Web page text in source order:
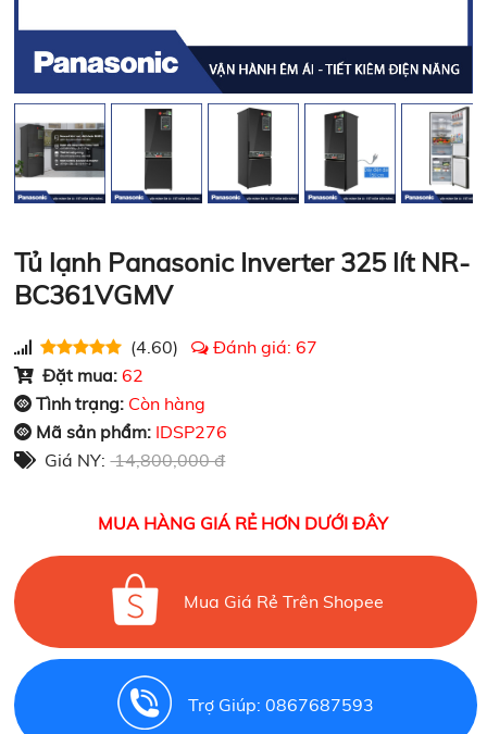
Tủ lạnh Panasonic Inverter 325 lít NR-
BC361VGMV
(4.60) Đánh giá:67
Đặt mua:62
Tình trạng: Còn hàng
Mã sản phẩm: IDSP276
Giá NY:14,800,000 đ
MUA HÀNG GIÁ RẺ HƠN DƯỚI ĐÂY
Mua Giá Rẻ Trên Shopee
Trợ Giúp: 0867687593